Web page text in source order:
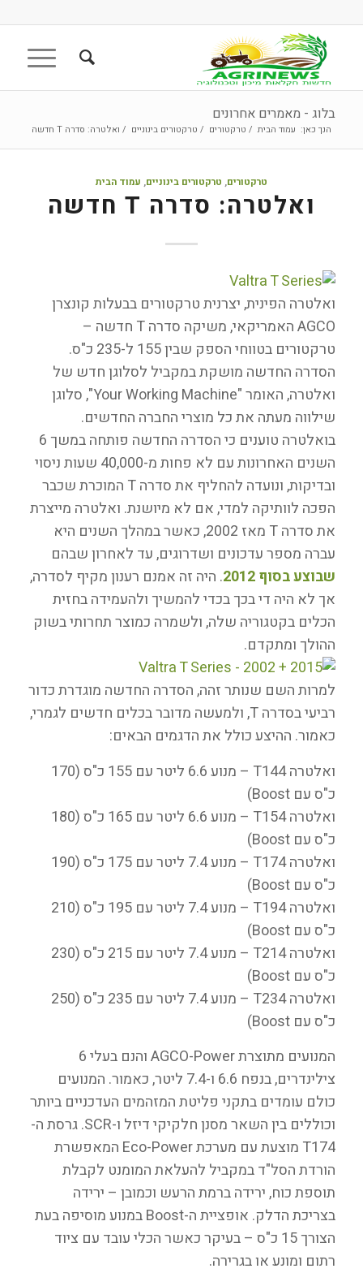
בלוג - מאמרים אחרונים
הנך כאן: עמוד הבית / טרקטורים / טרקטורים בינוניים / ואלטרה: סדרה T חדשה
טרקטורים, טרקטורים בינוניים, עמוד הבית
ואלטרה: סדרה T חדשה
ואלטרה הפינית, יצרנית טרקטורים בבעלות קונצרן
AGCO האמריקאי, משיקה סדרה T חדשה –
טרקטורים בטווחי הספק שבין 155 ל-235 כ"ס.
הסדרה החדשה מושקת במקביל לסלוגן חדש של
ואלטרה, האומר "Your Working Machine", סלוגן
שילווה מעתה את כל מוצרי החברה החדשים.
בואלטרה טוענים כי הסדרה החדשה פותחה במשך 6
השנים האחרונות עם לא פחות מ-40,000 שעות ניסוי
ובדיקות, ונועדה להחליף את סדרה T המוכרת שכבר
הפכה לוותיקה למדי, אם לא מיושנת. ואלטרה מייצרת
את סדרה T מאז 2002, כאשר במהלך השנים היא
עברה מספר עדכונים ושדרוגים, עד לאחרון שבהם
שבוצע בסוף 2012
. היה זה אמנם רענון מקיף לסדרה,
אך לא היה די בכך בכדי להמשיך ולהעמידה בחזית
הכלים בקטגוריה שלה, ולשמרה כמוצר תחרותי בשוק
ההולך ומתקדם.
למרות השם שנותר זהה, הסדרה החדשה מוגדרת כדור
רביעי בסדרה T, ולמעשה מדובר בכלים חדשים לגמרי,
כאמור. ההיצע כולל את הדגמים הבאים:
ואלטרה T144 – מנוע 6.6 ליטר עם 155 כ"ס (170
כ"ס עם Boost)
ואלטרה T154 – מנוע 6.6 ליטר עם 165 כ"ס (180
כ"ס עם Boost)
ואלטרה T174 – מנוע 7.4 ליטר עם 175 כ"ס (190
כ"ס עם Boost)
ואלטרה T194 – מנוע 7.4 ליטר עם 195 כ"ס (210
כ"ס עם Boost)
ואלטרה T214 – מנוע 7.4 ליטר עם 215 כ"ס (230
כ"ס עם Boost)
ואלטרה T234 – מנוע 7.4 ליטר עם 235 כ"ס (250
כ"ס עם Boost)
המנועים מתוצרת AGCO-Power והנם בעלי 6
צילינדרים, בנפח 6.6 ו-7.4 ליטר, כאמור. המנועים
כולם עומדים בתקני פליטת המזהמים העדכניים ביותר
וכוללים בין השאר מסנן חלקיקי דיזל ו-SCR. גרסת ה-
T174 מוצעת עם מערכת Eco-Power המאפשרת
הורדת הסל"ד במקביל להעלאת המומנט לקבלת
תוספת כוח, ירידה ברמת הרעש וכמובן – ירידה
בצריכת הדלק. אופציית ה-Boost במנוע מוסיפה בעת
הצורך 15 כ"ס – בעיקר כאשר הכלי עובד עם ציוד
רתום ומונע או בגרירה.